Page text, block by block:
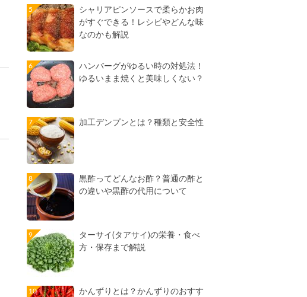
シャリアピンソースで柔らかお肉
がすぐできる！レシピやどんな味
なのかも解説
ハンバーグがゆるい時の対処法！
ゆるいまま焼くと美味しくない？
加工デンプンとは？種類と安全性
黒酢ってどんなお酢？普通の酢と
の違いや黒酢の代用について
ターサイ(タアサイ)の栄養・食べ
方・保存まで解説
かんずりとは？かんずりのおすす